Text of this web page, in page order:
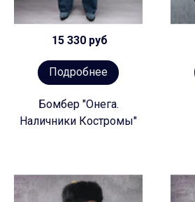
15 330 руб
Подробнее
Бомбер "Онега.
Наличники Костромы"